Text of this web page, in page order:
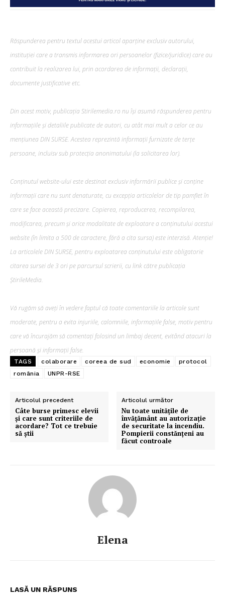
Răspunderea pentru textul acestui articol aparține exclusiv autorului,
instituției care a transmis informarea ori persoanelor (fizice/juridice) care au
contribuit la realizarea lui, prin acordarea de informații, declarații,
documente justificative etc.
Din acest motiv, publicația Stirilemedia.ro nu își asumă răspunderea pentru
informațiile și detaliile publicate de autori, cu atât mai mult a celor ce au
mențiunea DIN SURSE. Acestea reprezintă informații furnizate de terțe
persoane, incluisv sub protecția anonimatului (la solicitarea lor).
Conținutul website-ului este destinat exclusiv informării publice și conține
informații care nu sunt denaturate, cu excepția articolelor de tip pamflet în
care se face această precizare. Copierea, reproducerea, recompilarea,
modificarea, precum şi orice modalitate de exploatare a conținutului acestui
website (în limita a 500 de caractere, fără a cita sursa) este interzisă. Atenție!
La articolele DIN SURSE, pentru exploatarea conținutului este obligatorie
citarea sursei de 3 ori pe parcursul scrierii, cu link către publicația
ȘtirileMedia.
Vă rugăm să aveți în vedere faptul că toate comentariile la articole sunt
moderate, pentru a evita injuriile, calomniile, informațiile false, motiv pentru
care vă încurajăm să comentați folosind un limbaj decent, evitând atacuri la
persoană și informații false.
TAGS colaborare coreea de sud economie
protocol
românia
UNPR-RSE
Articolul precedent
Câte burse primesc elevii
și care sunt criteriile de
acordare? Tot ce trebuie
să știi
Articolul următor
Nu toate unitățile de
învățământ au autorizație
de securitate la incendiu.
Pompierii constănțeni au
făcut controale
Elena
LASĂ UN RĂSPUNS